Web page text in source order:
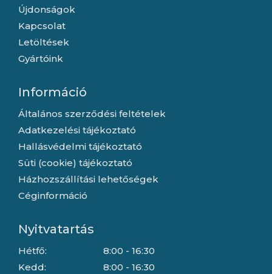
Újdonságok
Kapcsolat
Letöltések
Gyártóink
Információ
Általános szerződési feltételek
Adatkezelési tájékoztató
Hallásvédelmi tájékoztató
Süti (cookie) tájékoztató
Házhozszállítási lehetőségek
Céginformáció
Nyitvatartás
Hétfő:
Kedd:
8:00 - 16:30
8:00 - 16:30